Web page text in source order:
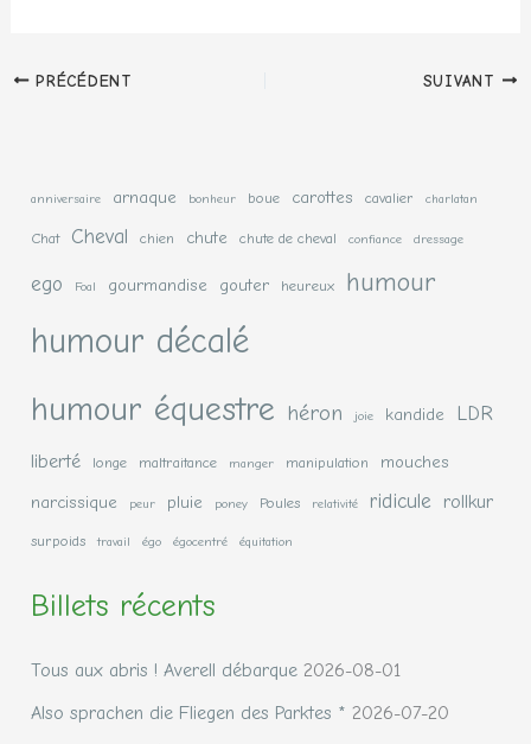
PRÉCÉDENT SUIVANT
anniversaire arnaque bonheur boue carottes cavalier charlatan
Chat Cheval chien chute chute de cheval confiance dressage
ego Foal gourmandise gouter heureux humour
humour décalé
humour équestre héron joie kandide LDR
liberté longe maltraitance manger manipulation
mouches
narcissique
peur pluie poney Poules relativité ridicule rollkur
surpoids travail égo égocentré équitation
Billets récents
Tous aux abris ! Averell débarque 2026-08-01
Also sprachen die Fliegen des Parktes * 2026-07-20